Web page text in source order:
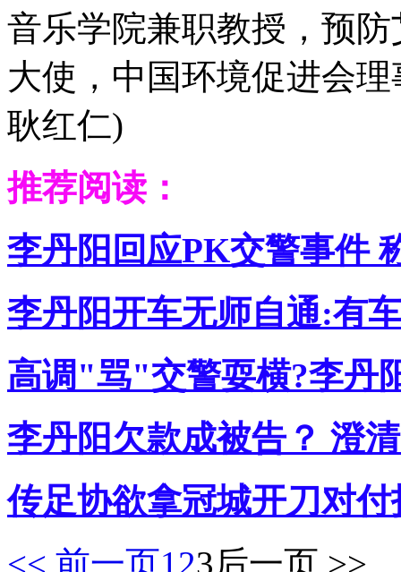
音乐学院兼职教授，预
大使，中国环境促进会
耿红仁)
推荐阅读：
李丹阳回应PK交警事件
李丹阳开车无师自通:有
高调"骂"交警耍横?李丹
李丹阳欠款成被告？ 澄
传足协欲拿冠城开刀对
<< 前一页123后一页 >>